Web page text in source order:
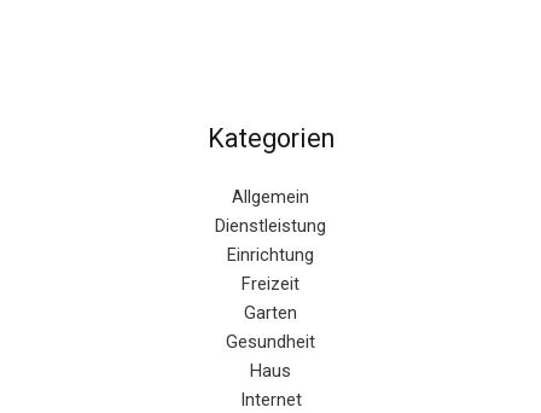
Kategorien
Allgemein
Dienstleistung
Einrichtung
Freizeit
Garten
Gesundheit
Haus
Internet